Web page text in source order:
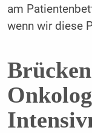
am
wenn wir diese